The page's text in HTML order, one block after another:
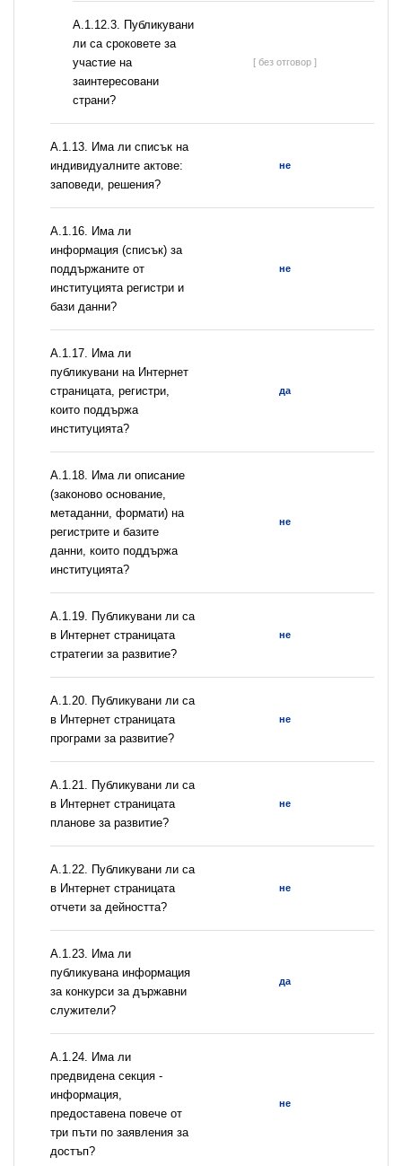
А.1.12.3. Публикувани
ли са сроковете за
участие на
заинтересовани
страни?
[ без отговор ]
А.1.13. Има ли списък на
индивидуалните актове:
заповеди, решения?
не
А.1.16. Има ли
информация (списък) за
поддържаните от
институцията регистри и
бази данни?
не
А.1.17. Има ли
публикувани на Интернет
страницата, регистри,
които поддържа
институцията?
да
А.1.18. Има ли описание
(законово основание,
метаданни, формати) на
регистрите и базите
данни, които поддържа
институцията?
не
А.1.19. Публикувани ли са
в Интернет страницата
стратегии за развитие?
не
А.1.20. Публикувани ли са
в Интернет страницата
програми за развитие?
не
А.1.21. Публикувани ли са
в Интернет страницата
планове за развитие?
не
А.1.22. Публикувани ли са
в Интернет страницата
отчети за дейността?
не
А.1.23. Има ли
публикувана информация
за конкурси за държавни
служители?
да
А.1.24. Има ли
предвидена секция -
информация,
предоставена повече от
три пъти по заявления за
достъп?
не